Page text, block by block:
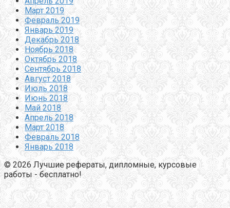
Март 2019
Февраль 2019
Январь 2019
Декабрь 2018
Ноябрь 2018
Октябрь 2018
Сентябрь 2018
Август 2018
Июль 2018
Июнь 2018
Май 2018
Апрель 2018
Март 2018
Февраль 2018
Январь 2018
© 2026 Лучшие рефераты, дипломные, курсовые
работы - бесплатно!